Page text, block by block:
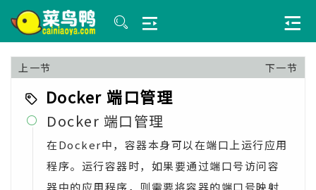
上一节 下一节
Docker 端口管理
 Docker 端口管理
在Docker中，容器本身可以在端口上运行应用
程序。运行容器时，如果要通过端口号访问容
器中的应用程序，则需要将容器的端口号映射